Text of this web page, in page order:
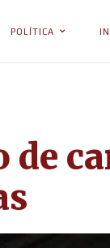
POLÍTICA
de